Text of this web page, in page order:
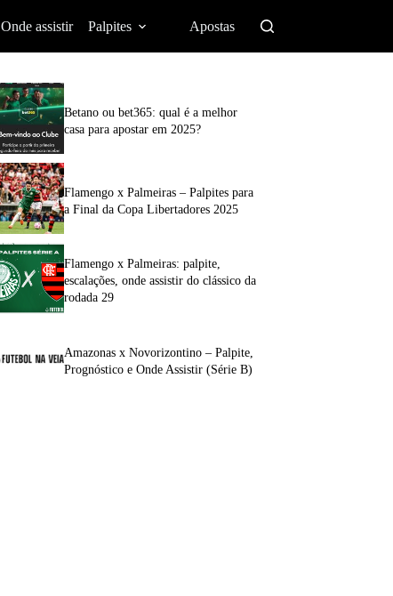
Onde assistir Palpites Apostas
Betano ou bet365: qual é a melhor
casa para apostar em 2025?
Flamengo x Palmeiras – Palpites para
a Final da Copa Libertadores 2025
Flamengo x Palmeiras: palpite,
escalações, onde assistir do clássico da
rodada 29
Amazonas x Novorizontino – Palpite,
Prognóstico e Onde Assistir (Série B)